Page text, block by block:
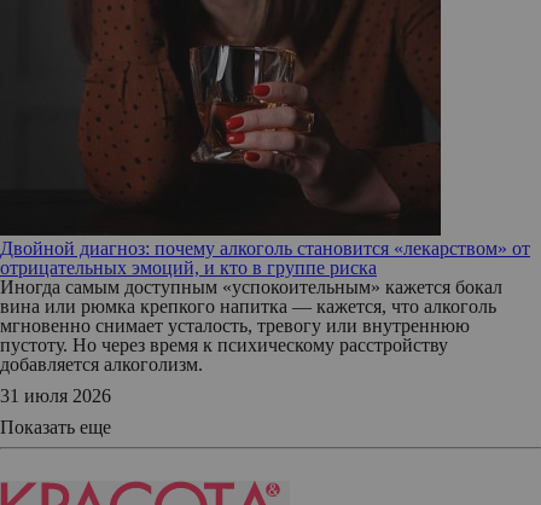
Двойной диагноз: почему алкоголь становится «лекарством» от
отрицательных эмоций, и кто в группе риска
Иногда самым доступным «успокоительным» кажется бокал
вина или рюмка крепкого напитка — кажется, что алкоголь
мгновенно снимает усталость, тревогу или внутреннюю
пустоту. Но через время к психическому расстройству
добавляется алкоголизм.
31 июля 2026
Показать еще